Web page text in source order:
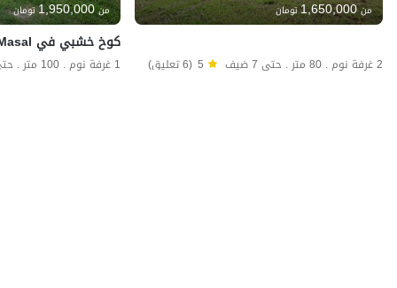
من 1,650,000تومان
2 غرفة نوم . 80 متر . حتى 7 ضيف 5 (6 تعليق)
من 1,950,000تومان
كوخ خشبي في Masal